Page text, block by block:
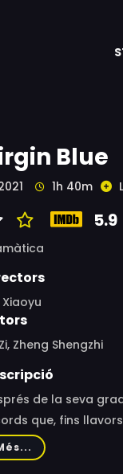
Blue
1h 40m
5.9
Xiaoyu
Zheng Shengzhi
de la seva
que, fins
que la seva
haurà de